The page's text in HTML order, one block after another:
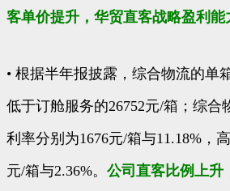
客单价提升，华贸直客战略盈利能
• 根据半年报披露，综合物流的单
低于订舱服务的26752元/箱；综合
利率分别为1676元/箱与11.18%，
元/箱与2.36%。 公司直客比例上升